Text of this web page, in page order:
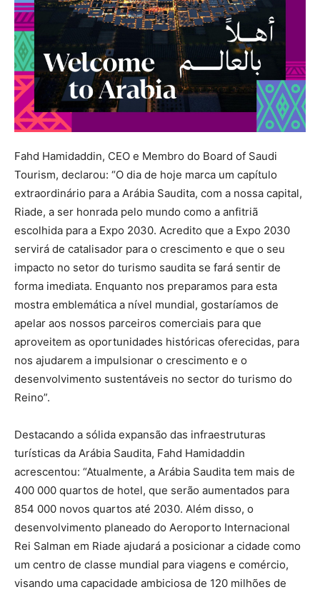
Fahd Hamidaddin, CEO e Membro do Board of Saudi
Tourism, declarou: “O dia de hoje marca um capítulo
extraordinário para a Arábia Saudita, com a nossa capital,
Riade, a ser honrada pelo mundo como a anfitriã
escolhida para a Expo 2030. Acredito que a Expo 2030
servirá de catalisador para o crescimento e que o seu
impacto no setor do turismo saudita se fará sentir de
forma imediata. Enquanto nos preparamos para esta
mostra emblemática a nível mundial, gostaríamos de
apelar aos nossos parceiros comerciais para que
aproveitem as oportunidades históricas oferecidas, para
nos ajudarem a impulsionar o crescimento e o
desenvolvimento sustentáveis no sector do turismo do
Reino”.
Destacando a sólida expansão das infraestruturas
turísticas da Arábia Saudita, Fahd Hamidaddin
acrescentou: “Atualmente, a Arábia Saudita tem mais de
400 000 quartos de hotel, que serão aumentados para
854 000 novos quartos até 2030. Além disso, o
desenvolvimento planeado do Aeroporto Internacional
Rei Salman em Riade ajudará a posicionar a cidade como
um centro de classe mundial para viagens e comércio,
visando uma capacidade ambiciosa de 120 milhões de